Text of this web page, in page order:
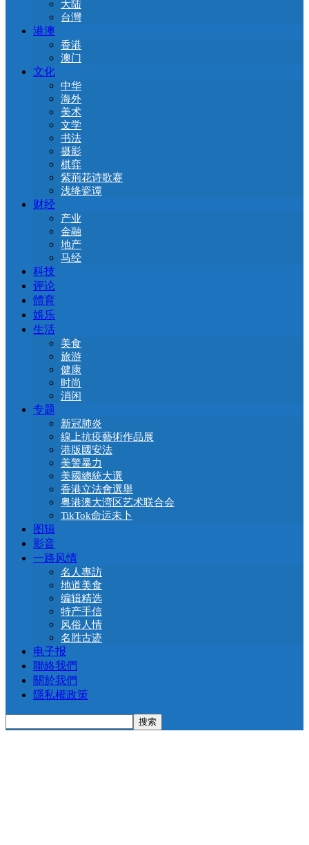
大陆
台灣
港澳
香港
澳门
文化
中华
海外
美术
文学
书法
摄影
棋弈
紫荊花诗歌赛
浅绛瓷谭
财经
产业
金融
地产
马经
科技
评论
體育
娛乐
生活
美食
旅游
健康
时尚
消闲
专题
新冠肺炎
線上抗疫藝術作品展
港版國安法
美警暴力
美國總統大選
香港立法會選舉
粤港澳大湾区艺术联合会
TikTok命运未卜
图辑
影音
一路风情
名人專訪
地道美食
编辑精选
特产手信
风俗人情
名胜古迹
电子报
聯絡我們
關於我們
隱私權政策